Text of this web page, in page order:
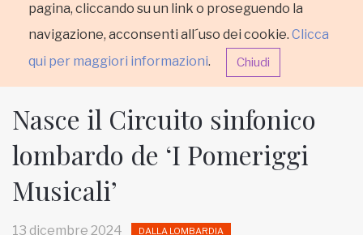
pagina, cliccando su un link o proseguendo la
navigazione, acconsenti all´uso dei cookie. Clicca
qui per maggiori informazioni. Chiudi
HOME
Nasce il Circuito sinfonico
lombardo de ‘I Pomeriggi
Musicali’
13 dicembre 2024 DALLA LOMBARDIA